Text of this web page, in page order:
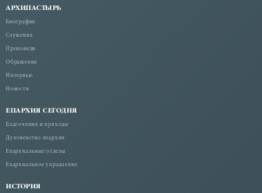
АРХИПАСТЫРЬ
Биография
Служения
Проповеди
Обращения
Интервью
Новости
ЕПАРХИЯ СЕГОДНЯ
Благочиния и приходы
Духовенство епархии
Епархиальные отделы
Епархиальное управление
ИСТОРИЯ